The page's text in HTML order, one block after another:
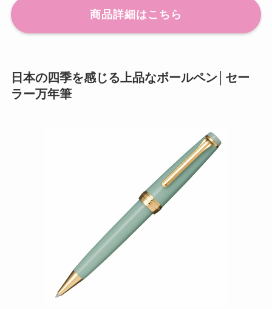
商品詳細はこちら
日本の四季を感じる上品なボールペン│セー
ラー万年筆